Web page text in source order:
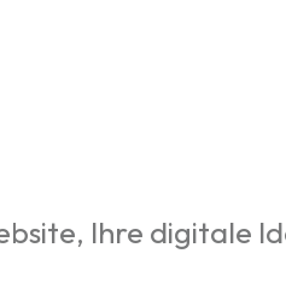
Ihre digitale